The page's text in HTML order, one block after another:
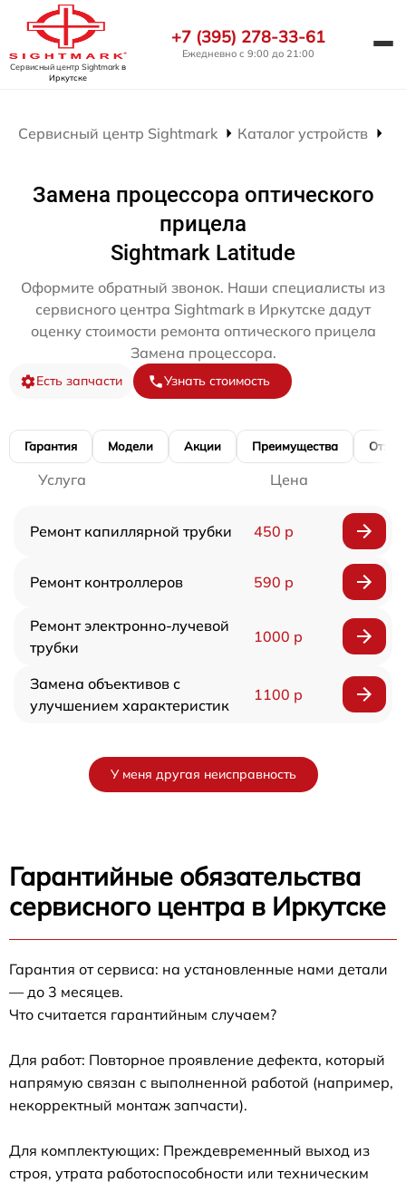
Сервисный центр Sightmarkв
Иркутске
+7 (395) 278-33-61
Ежедневно с 9:00 до 21:00
Сервисный центр Sightmark Каталог устройств
Замена процессора оптического
прицела
Sightmark Latitude
Оформите обратный звонок. Наши специалисты из
сервисного центра Sightmark в Иркутске дадут
оценку стоимости ремонта оптического прицела
Замена процессора.
Есть запчасти Узнать стоимость
Гарантия Модели Акции Преимущества
Услуга Цена
Ремонт капиллярной трубки 450 р
Ремонт контроллеров 590 р
Ремонт электронно-лучевой
трубки
1000 р
Замена объективов с
улучшением характеристик
1100 р
У меня другая неисправность
Гарантийные обязательства
сервисного центра в Иркутске
Гарантия от сервиса: на установленные нами детали
— до 3 месяцев.
Что считается гарантийным случаем?
Для работ: Повторное проявление дефекта, который
напрямую связан с выполненной работой (например,
некорректный монтаж запчасти).
Для комплектующих: Преждевременный выход из
строя, утрата работоспособности или техническим